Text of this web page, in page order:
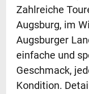
Zahlreiche
Augsburg, im
Augsburger
einfache und
Geschmack,
Kondition.